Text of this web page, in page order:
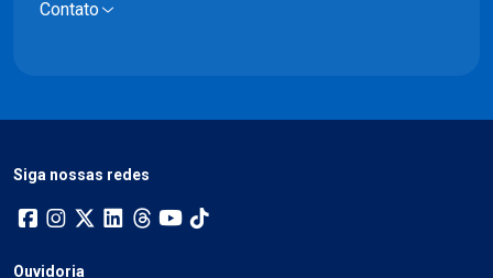
Contato
Siga nossas redes
Ouvidoria